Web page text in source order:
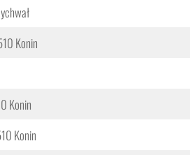
Konin
Konin
Konin